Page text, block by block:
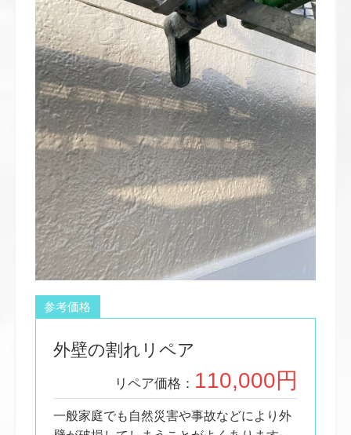
参考価格
外壁の割れリペア
リペア価格： 110,000円
一般家庭でも自然災害や事故などにより外